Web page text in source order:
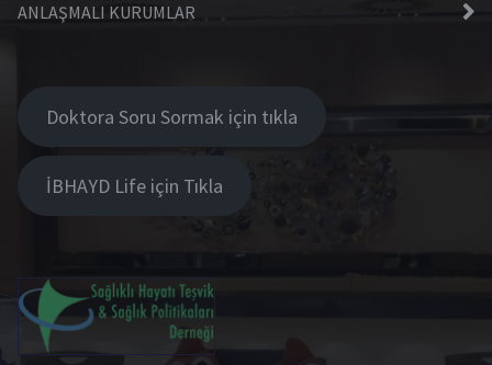
ANLAŞMALI KURUMLAR
Doktora Soru Sormak için tıkla
İBHAYD Life için Tıkla